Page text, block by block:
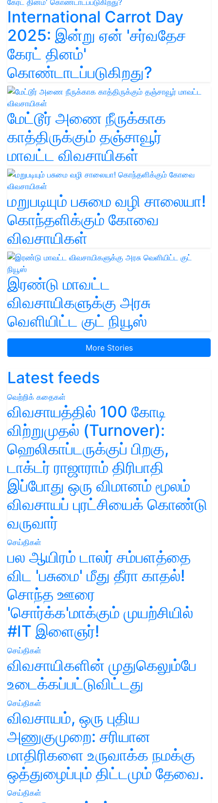
International Carrot Day
2025: இன்று ஏன் 'சர்வதேச
கேரட் தினம்'
கொண்டாடப்படுகிறது?
மேட்டூர் அணை நீருக்காக
காத்திருக்கும் தஞ்சாவூர்
மாவட்ட விவசாயிகள்
மறுபடியும் பசுமை வழி சாலையா!
கொந்தளிக்கும் கோவை
விவசாயிகள்
இரண்டு மாவட்ட
விவசாயிகளுக்கு அரசு
வெளியிட்ட குட் நியூஸ்
More Stories
Latest feeds
வெற்றிக் கதைகள்
விவசாயத்தில் 100 கோடி
விற்றுமுதல் (Turnover):
ஹெலிகாப்டருக்குப் பிறகு,
டாக்டர் ராஜாராம் திரிபாதி
இப்போது ஒரு விமானம் மூலம்
விவசாயப் புரட்சியைக் கொண்டு
வருவார்
செய்திகள்
பல ஆயிரம் டாலர் சம்பளத்தை
விட 'பசுமை' மீது தீரா காதல்!
சொந்த ஊரை
'சொர்க்க'மாக்கும் முயற்சியில்
#IT இளைஞர்!
செய்திகள்
விவசாயிகளின் முதுகெலும்பே
உடைக்கப்பட்டுவிட்டது
செய்திகள்
விவசாயம், ஒரு புதிய
அணுகுமுறை: சரியான
மாதிரிகளை உருவாக்க நமக்கு
ஒத்துழைப்பும் திட்டமும் தேவை.
செய்திகள்